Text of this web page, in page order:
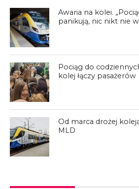
Awaria na kolei.
panikują, nic nikt nie
Pociąg do
kolej łączy pasażerów
Od marca drożej
MLD